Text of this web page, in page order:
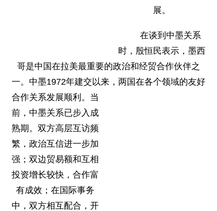
展。
在谈到中墨关系
时，殷恒民表示，墨西
哥是中国在拉美最重要的政治和经贸合作伙伴之
一。中墨1972年建交以来，两国在各个领域的友好
合作关系发展顺利。当
前，中墨关系已步入成
熟期。双方高层互访频
繁，政治互信进一步加
强；双边贸易额和互相
投资增长较快，合作富
有成效；在国际事务
中，双方相互配合，开